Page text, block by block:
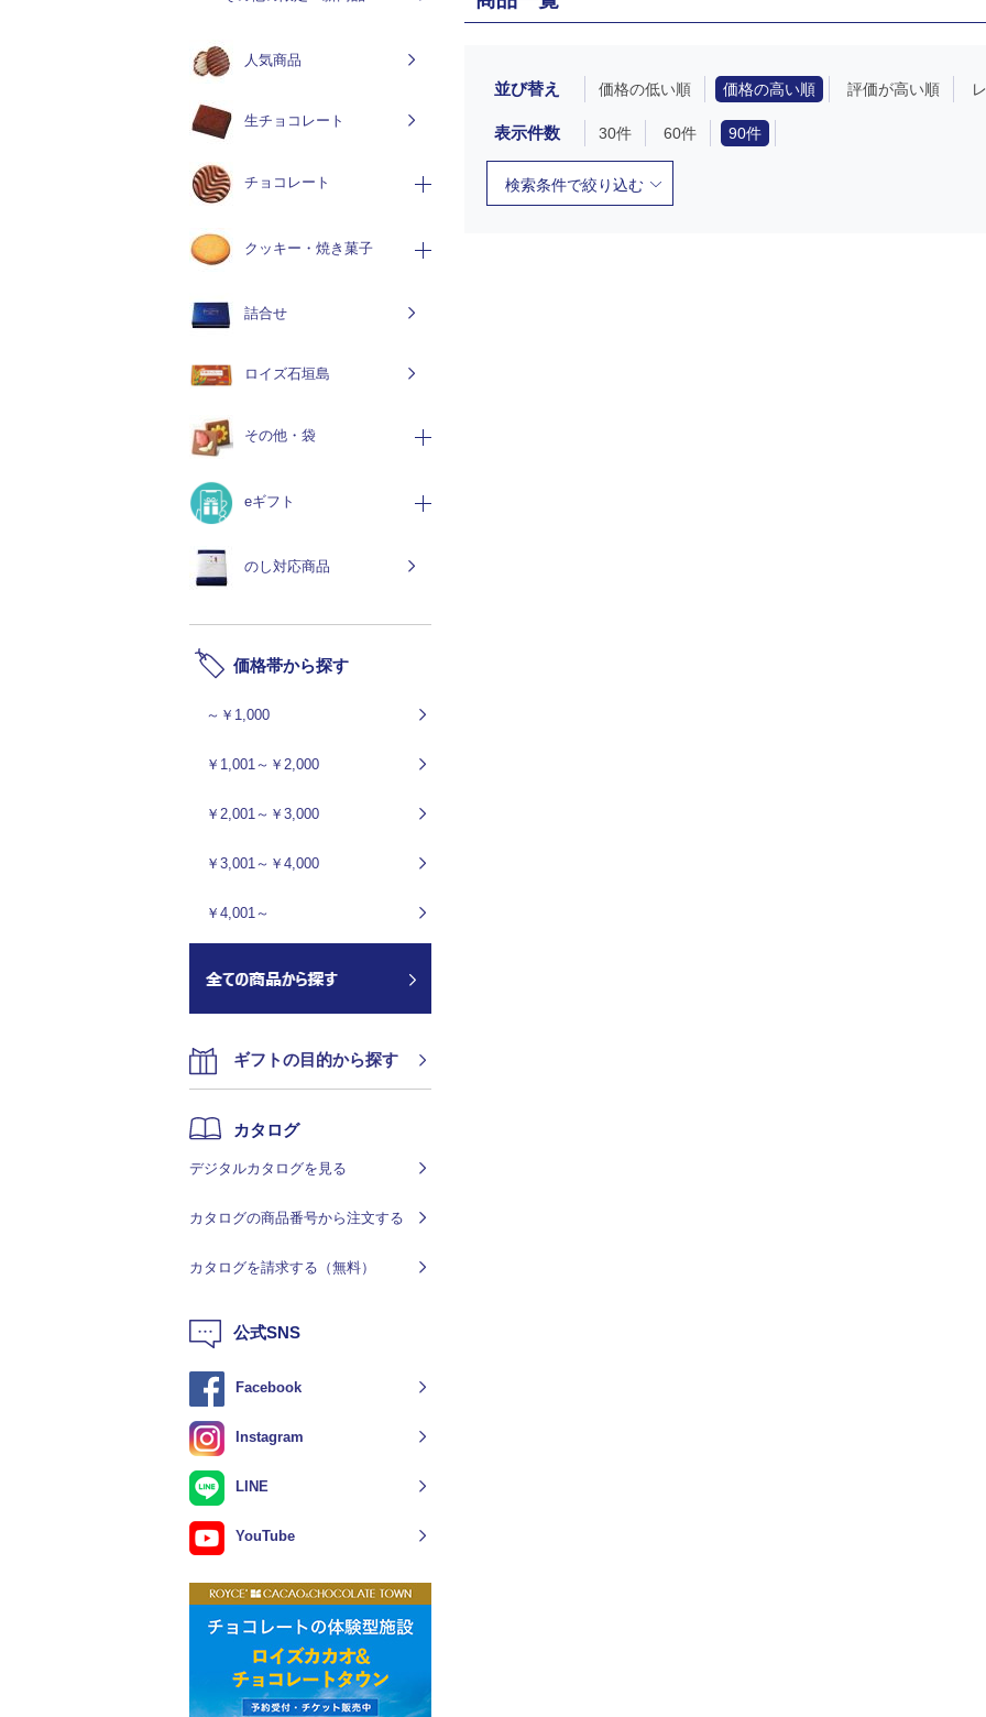
並び替え 価格の低い順 価格の高い順 評価が高い順
表示件数 30件 60件 90件
検索条件で絞り込む
人気商品
生チョコレート
チョコレート
クッキー・焼き菓子
詰合せ
ロイズ石垣島
その他・袋
eギフト
のし対応商品
価格帯から探す
～￥1,000
￥1,001～￥2,000
￥2,001～￥3,000
￥3,001～￥4,000
￥4,001～
ギフトの目的から探す
カタログ
デジタルカタログを見る
カタログの商品番号から注文する
カタログを請求する（無料）
公式SNS
Facebook
Instagram
LINE
YouTube